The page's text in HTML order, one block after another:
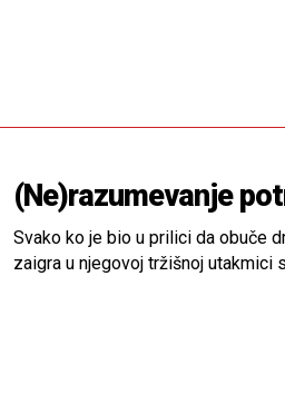
(Ne)razumevanje
Svako ko je bio u prilici da obuče
zaigra u njegovoj tržišnoj utakmici